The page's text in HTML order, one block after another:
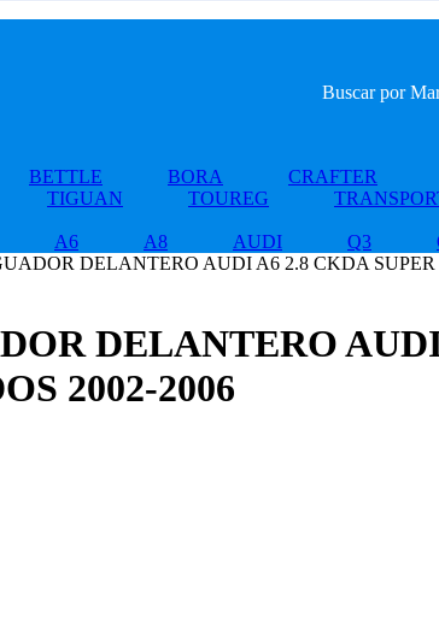
Buscar por
BETTLE BORA CRAFTER
TIGUAN TOUREG
A6 A8 AUDI Q3
DELANTERO AUDI A6 2.8 CKDA SUPER
DELANTERO
2002-2006